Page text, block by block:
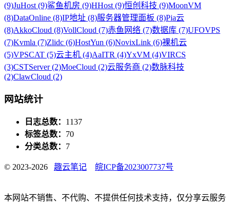
(9)JuHost (9)鲨鱼机房 (9)HHost (9)恒创科技 (9)MoonVM
(8)DataOnline (8)IP地址 (8)服务器管理面板 (8)Pia云
(8)AkkoCloud (8)VollCloud (7)赤鱼网络 (7)数据库 (7)UFOVPS
(7)Kvmla (7)Zlidc (6)HostYun (6)NovixLink (6)裸机云
(5)VPSCAT (5)云主机 (4)AaITR (4)YxVM (4)VIRCS
(3)CSTServer (2)MoeCloud (2)云服务商 (2)数脉科技
(2)ClawCloud (2)
网站统计
日志总数： 1137
标签总数： 70
分类总数： 7
© 2023-2026 趣云笔记 皖ICP备2023007737号
本网站不销售、不代购、不提供任何技术支持，仅分享云服务